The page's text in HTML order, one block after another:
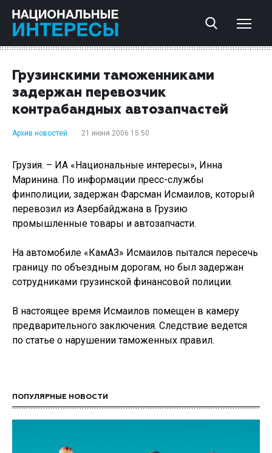
Грузинскими таможенниками
задержан перевозчик
контрабандных автозапчастей
Архив новостей 21 июня 2006 15:50
Грузия. – ИА «Национальные интересы», Инна
Маринина. По информации пресс-службы
финполиции, задержан Фарсман Исмаилов, который
перевозил из Азербайджана в Грузию
промышленные товары и автозапчасти.
На автомобиле «КамАЗ» Исмаилов пытался пересечь
границу по объездным дорогам, но был задержан
сотрудниками грузинской финансовой полиции.
В настоящее время Исмаилов помещен в камеру
предварительного заключения. Следствие ведется
по статье о нарушении таможенных правил.
ПОПУЛЯРНЫЕ НОВОСТИ